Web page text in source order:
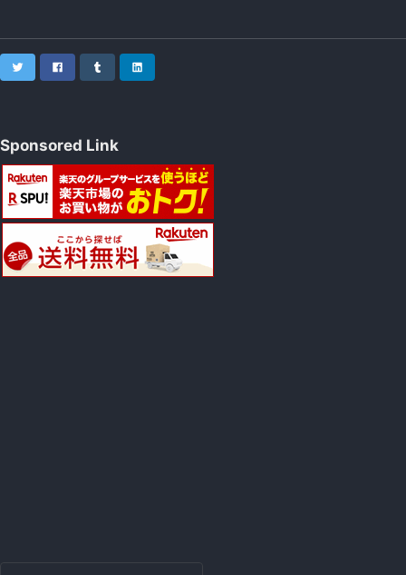
Twitter FacebookTumblr
Sponsored Link